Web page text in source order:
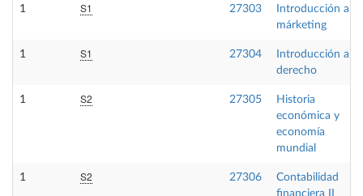
1 S1 27303
Introducción al
márketing
1 S1 27304
Introducción al
derecho
1 S2 27305
Historia
económica y
economía
mundial
1 S2 27306
Contabilidad
financiera II